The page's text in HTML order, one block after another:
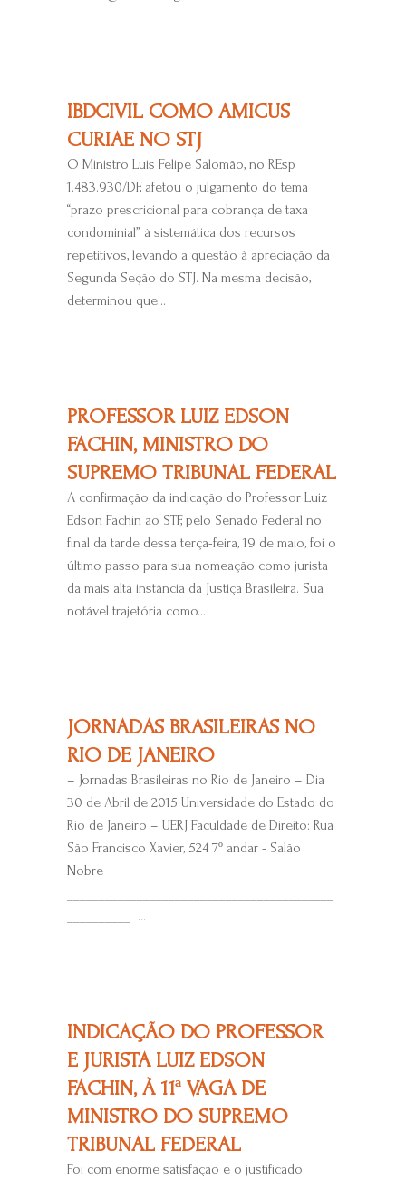
IBDCIVIL COMO AMICUS
CURIAE NO STJ
O Ministro Luis Felipe Salomão, no REsp
1.483.930/DF, afetou o julgamento do tema
“prazo prescricional para cobrança de taxa
condominial” à sistemática dos recursos
repetitivos, levando a questão à apreciação da
Segunda Seção do STJ. Na mesma decisão,
determinou que...
PROFESSOR LUIZ EDSON
FACHIN, MINISTRO DO
SUPREMO TRIBUNAL FEDERAL
A confirmação da indicação do Professor Luiz
Edson Fachin ao STF, pelo Senado Federal no
final da tarde dessa terça-feira, 19 de maio, foi o
último passo para sua nomeação como jurista
da mais alta instância da Justiça Brasileira. Sua
notável trajetória como...
JORNADAS BRASILEIRAS NO
RIO DE JANEIRO
– Jornadas Brasileiras no Rio de Janeiro – Dia
30 de Abril de 2015 Universidade do Estado do
Rio de Janeiro – UERJ Faculdade de Direito: Rua
São Francisco Xavier, 524 7º andar - Salão
Nobre
__________ ...
INDICAÇÃO DO PROFESSOR
E JURISTA LUIZ EDSON
FACHIN, À 11ª VAGA DE
MINISTRO DO SUPREMO
TRIBUNAL FEDERAL
Foi com enorme satisfação e o justificado